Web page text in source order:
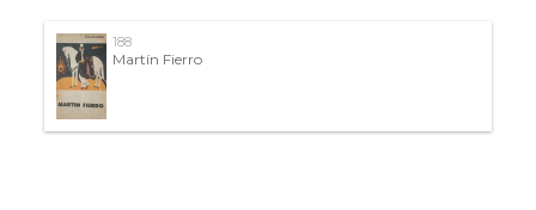
188
Martín Fierro